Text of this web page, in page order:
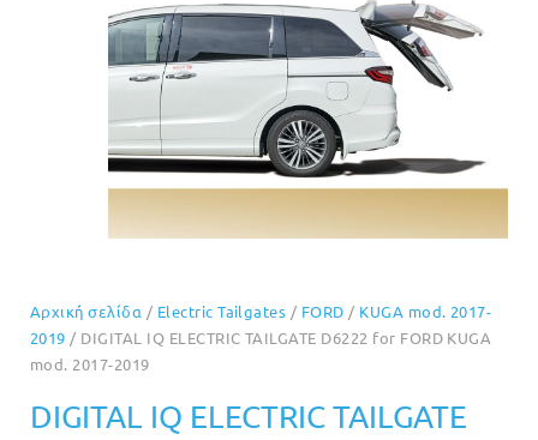
Αρχική σελίδα / Electric Tailgates / FORD / KUGA mod. 2017-
2019 / DIGITAL IQ ELECTRIC TAILGATE D6222 for FORD KUGA
mod. 2017-2019
DIGITAL IQ ELECTRIC TAILGATE